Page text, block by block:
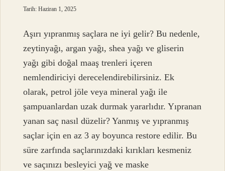
Tarih: Haziran 1, 2025
Aşırı yıpranmış saçlara ne iyi gelir? Bu nedenle,
zeytinyağı, argan yağı, shea yağı ve gliserin
yağı gibi doğal maaş trenleri içeren
nemlendiriciyi derecelendirebilirsiniz. Ek
olarak, petrol jöle veya mineral yağı ile
şampuanlardan uzak durmak yararlıdır. Yıpranan
yanan saç nasıl düzelir? Yanmış ve yıpranmış
saçlar için en az 3 ay boyunca restore edilir. Bu
süre zarfında saçlarınızdaki kırıkları kesmeniz
ve saçınızı besleyici yağ ve maske